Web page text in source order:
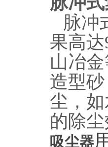
脉冲
果高
山冶
造型
尘，
的除
吸尘器